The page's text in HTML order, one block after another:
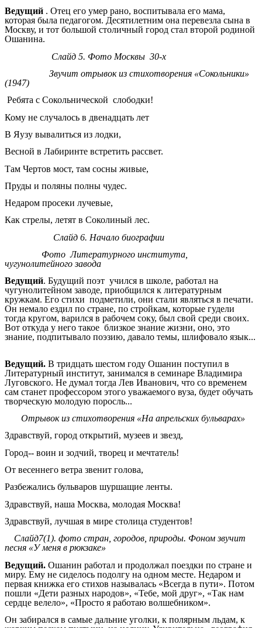
Ведущий . Отец его умер рано, воспитывала его мама,
которая была педагогом. Десятилетним она перевезла сына в
Москву, и тот большой столичный город стал второй родиной
Ошанина.
Слайд 5. Фото Москвы 30-х
Звучит отрывок из стихотворения «Сокольники»
(1947)
Ребята с Сокольнической слободки!
Кому не случалось в двенадцать лет
В Яузу вывалиться из лодки,
Весной в Лабиринте встретить рассвет.
Там Чертов мост, там сосны живые,
Пруды и поляны полны чудес.
Недаром просеки лучевые,
Как стрелы, летят в Соколиный лес.
Слайд 6. Начало биографии
Фото Литературного института,
чугунолитейного завода
Ведущий. Будущий поэт учился в школе, работал на
чугунолитейном заводе, приобщился к литературным
кружкам. Его стихи подметили, они стали являться в печати.
Он немало ездил по стране, по стройкам, которые гудели
тогда кругом, варился в рабочем соку, был свой среди своих.
Вот откуда у него такое близкое знание жизни, оно, это
знание, подпитывало поэзию, давало темы, шлифовало язык...
Ведущий. В тридцать шестом году Ошанин поступил в
Литературный институт, занимался в семинаре Владимира
Луговского. Не думал тогда Лев Иванович, что со временем
сам станет профессором этого уважаемого вуза, будет обучать
творческую молодую поросль...
Отрывок из стихотворения «На апрельских бульварах»
Здравствуй, город открытий, музеев и звезд,
Город-- воин и зодчий, творец и мечтатель!
От весеннего ветра звенит голова,
Разбежались бульваров шуршащие ленты.
Здравствуй, наша Москва, молодая Москва!
Здравствуй, лучшая в мире столица студентов!
Слайд7(1). фото стран, городов, природы. Фоном звучит
песня «У меня в рюкзаке»
Ведущий. Ошанин работал и продолжал поездки по стране и
миру. Ему не сиделось подолгу на одном месте. Недаром и
первая книжка его стихов называлась «Всегда в пути». Потом
пошли «Дети разных народов», «Тебе, мой друг», «Так нам
сердце велело», «Просто я работаю волшебником».
Он забирался в самые дальние уголки, к полярным льдам, к